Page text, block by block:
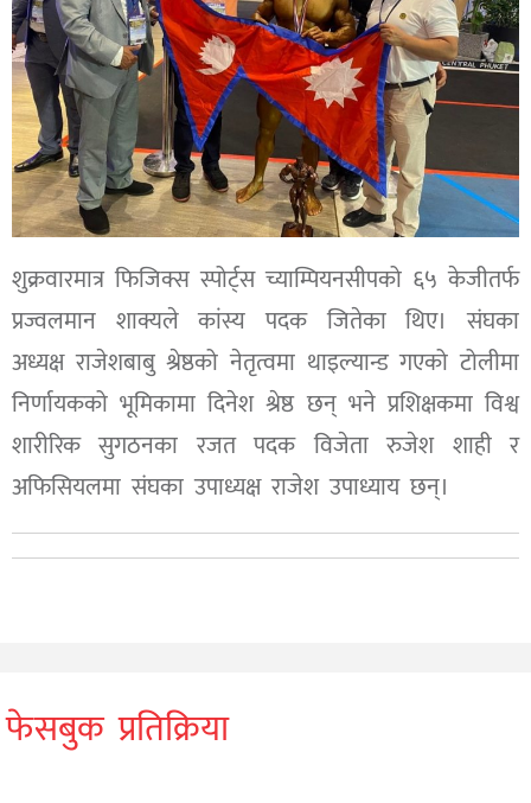
शुक्रवारमात्र फिजिक्स स्पोर्ट्स च्याम्पियनसीपको ६५ केजीतर्फ
प्रज्वलमान शाक्यले कांस्य पदक जितेका थिए। संघका
अध्यक्ष राजेशबाबु श्रेष्ठको नेतृत्वमा थाइल्यान्ड गएको टोलीमा
निर्णायकको भूमिकामा दिनेश श्रेष्ठ छन् भने प्रशिक्षकमा विश्व
शारीरिक सुगठनका रजत पदक विजेता रुजेश शाही र
अफिसियलमा संघका उपाध्यक्ष राजेश उपाध्याय छन्।
फेसबुक प्रतिक्रिया